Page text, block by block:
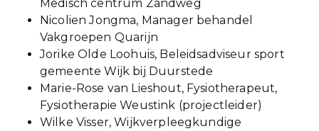
Medisch centrum Zandweg
Nicolien Jongma, Manager behandel
Vakgroepen Quarijn
Jorike Olde Loohuis, Beleidsadviseur sport
gemeente Wijk bij Duurstede
Marie-Rose van Lieshout, Fysiotherapeut,
Fysiotherapie Weustink (projectleider)
Wilke Visser, Wijkverpleegkundige